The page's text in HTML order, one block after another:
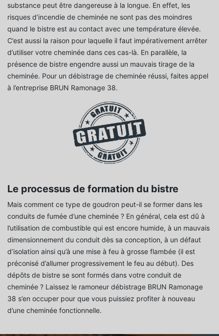
substance peut être dangereuse à la longue. En effet, les
risques d’incendie de cheminée ne sont pas des moindres
quand le bistre est au contact avec une température élevée.
C’est aussi la raison pour laquelle il faut impérativement arrêter
d’utiliser votre cheminée dans ces cas-là. En parallèle, la
présence de bistre engendre aussi un mauvais tirage de la
cheminée. Pour un débistrage de cheminée réussi, faites appel
à l’entreprise BRUN Ramonage 38.
Le processus de formation du bistre
Mais comment ce type de goudron peut-il se former dans les
conduits de fumée d’une cheminée ? En général, cela est dû à
l’utilisation de combustible qui est encore humide, à un mauvais
dimensionnement du conduit dès sa conception, à un défaut
d’isolation ainsi qu’à une mise à feu à grosse flambée (il est
préconisé d’allumer progressivement le feu au début). Des
dépôts de bistre se sont formés dans votre conduit de
cheminée ? Laissez le ramoneur débistrage BRUN Ramonage
38 s’en occuper pour que vous puissiez profiter à nouveau
d’une cheminée fonctionnelle.